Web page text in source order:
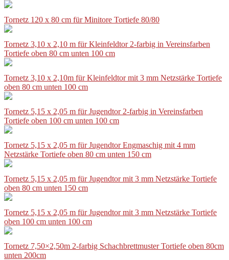
Tornetz 120 x 80 cm für Minitore Tortiefe 80/80
Tornetz 3,10 x 2,10 m für Kleinfeldtor 2-farbig in Vereinsfarben
Tortiefe oben 80 cm unten 100 cm
Tornetz 3,10 x 2,10m für Kleinfeldtor mit 3 mm Netzstärke Tortiefe
oben 80 cm unten 100 cm
Tornetz 5,15 x 2,05 m für Jugendtor 2-farbig in Vereinsfarben
Tortiefe oben 100 cm unten 100 cm
Tornetz 5,15 x 2,05 m für Jugendtor Engmaschig mit 4 mm
Netzstärke Tortiefe oben 80 cm unten 150 cm
Tornetz 5,15 x 2,05 m für Jugendtor mit 3 mm Netzstärke Tortiefe
oben 80 cm unten 150 cm
Tornetz 5,15 x 2,05 m für Jugendtor mit 3 mm Netzstärke Tortiefe
oben 100 cm unten 100 cm
Tornetz 7,50×2,50m 2-farbig Schachbrettmuster Tortiefe oben 80cm
unten 200cm